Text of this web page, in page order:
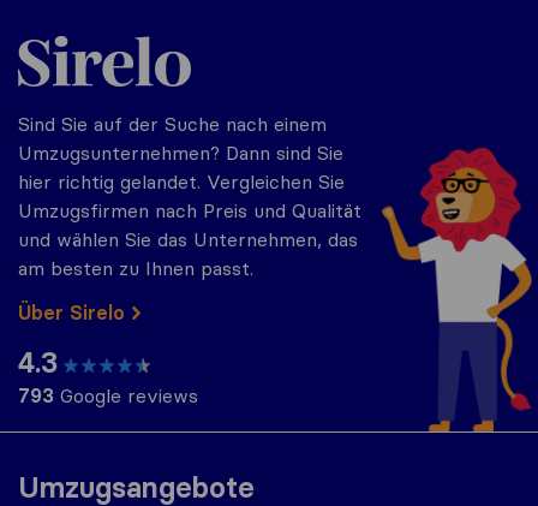
Umzugsangebote
Sirelo.at
Sind Sie auf der Suche nach einem
Umzugsunternehmen? Dann sind Sie
hier richtig gelandet. Vergleichen Sie
Umzugsfirmen nach Preis und Qualität
und wählen Sie das Unternehmen, das
am besten zu Ihnen passt.
Über Sirelo
4.3
793 Google reviews